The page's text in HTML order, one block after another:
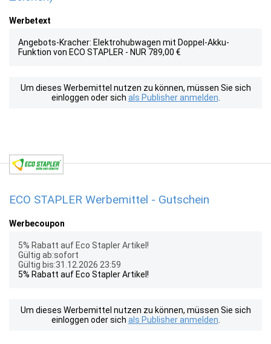
Werbetext
Angebots-Kracher: Elektrohubwagen mit Doppel-Akku-
Funktion von ECO STAPLER - NUR 789,00 €
Um dieses Werbemittel nutzen zu können, müssen Sie sich
einloggen oder sich als Publisher anmelden
ECO STAPLER Werbemittel - Gutschein
Werbecoupon
5% Rabatt auf Eco Stapler Artikel!
Gültig ab:sofort
Gültig bis:31.12.2026 23:59
5% Rabatt auf Eco Stapler Artikel!
Um dieses Werbemittel nutzen zu können, müssen Sie sich
einloggen oder sich als Publisher anmelden